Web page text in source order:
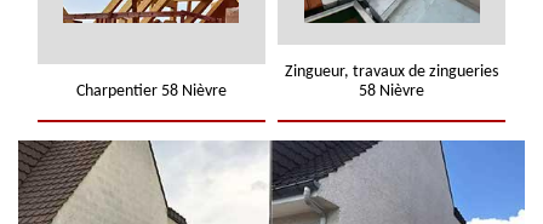
Charpentier 58 Nièvre
Zingueur, travaux de zingueries
58 Nièvre